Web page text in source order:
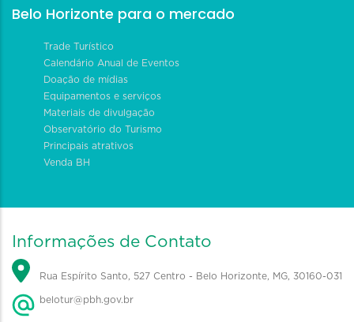
Belo Horizonte para o mercado
Trade Turístico
Calendário Anual de Eventos
Doação de mídias
Equipamentos e serviços
Materiais de divulgação
Observatório do Turismo
Principais atrativos
Venda BH
Informações de Contato
Rua Espírito Santo, 527 Centro - Belo Horizonte, MG, 30160-031
belotur@pbh.gov.br